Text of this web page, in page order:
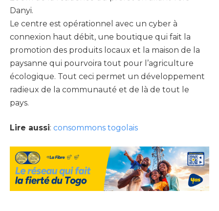
Danyi.
Le centre est opérationnel avec un cyber à
connexion haut débit, une boutique qui fait la
promotion des produits locaux et la maison de la
paysanne qui pourvoira tout pour l’agriculture
écologique. Tout ceci permet un développement
radieux de la communauté et de là de tout le
pays.
Lire aussi: consommons togolais